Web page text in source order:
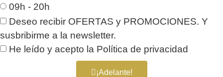
09h - 20h
Deseo recibir OFERTAS y PROMOCIONES. Y
susbribirme a la newsletter.
He leído y acepto la Política de privacidad
¡Adelante!